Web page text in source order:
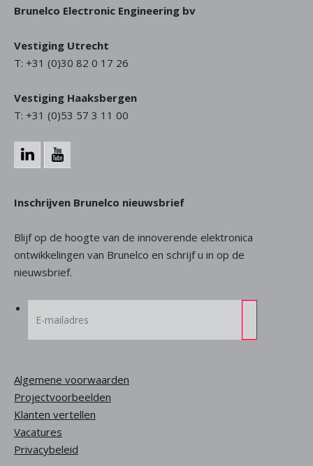
Brunelco Electronic Engineering bv
Vestiging Utrecht
T: +31 (0)30 82 0 17 26
Vestiging Haaksbergen
T: +31 (0)53 57 3 11 00
Inschrijven Brunelco nieuwsbrief
Blijf op de hoogte van de innoverende elektronica
ontwikkelingen van Brunelco en schrijf u in op de
nieuwsbrief.
Algemene voorwaarden
Projectvoorbeelden
Klanten vertellen
Vacatures
Privacybeleid